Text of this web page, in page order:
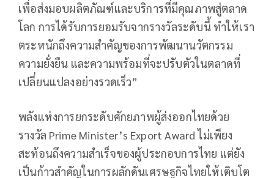
เพื่อส่งมอบผลิตภัณฑ์และบริการที่มีคุณภาพสู่ตลาด
โลก การได้รับการยอมรับจากรางวัลระดับนี้ ทำให้เรา
ตระหนักถึงความสำคัญของการพัฒนานวัตกรรม
ความยั่งยืน และความพร้อมที่จะปรับตัวในตลาดที่
เปลี่ยนแปลงอย่างรวดเร็ว”
พลังแห่งการยกระดับศักยภาพผู้ส่งออกไทยด้วย
รางวัล Prime Minister’s Export Award ไม่เพียง
สะท้อนถึงความสำเร็จของผู้ประกอบการไทย แต่ยัง
เป็นก้าวสำคัญในการผลักดันเศรษฐกิจไทยให้เติบโต